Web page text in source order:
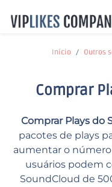
Início Outros
Comprar
Comprar Plays do
pacotes de plays
aumentar o número
usuários podem
SoundCloud de